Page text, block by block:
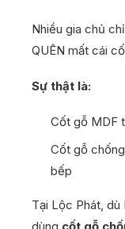
Nhiều gia chủ
QUÊN mất cái
Sự thật là:
Cốt gỗ MDF
Cốt gỗ
bếp
Tại Lộc Phát, dù